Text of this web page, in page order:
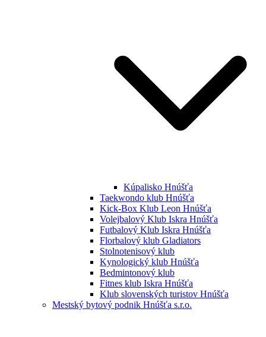
Kúpalisko Hnúšťa
Taekwondo klub Hnúšťa
Kick-Box Klub Leon Hnúšťa
Volejbalový Klub Iskra Hnúšťa
Futbalový Klub Iskra Hnúšťa
Florbalový klub Gladiators
Stolnotenisový klub
Kynologický klub Hnúšťa
Bedmintonový klub
Fitnes klub Iskra Hnúšťa
Klub slovenských turistov Hnúšťa
Mestský bytový podnik Hnúšťa s.r.o.